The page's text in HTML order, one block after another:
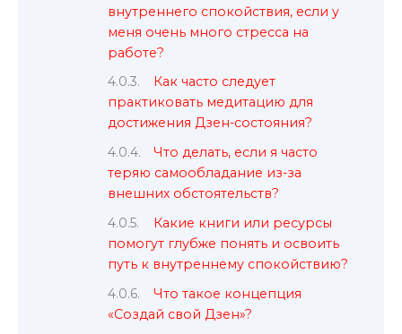
внутреннего спокойствия, если у
меня очень много стресса на
работе?
Как часто следует
практиковать медитацию для
достижения Дзен-состояния?
Что делать, если я часто
теряю самообладание из-за
внешних обстоятельств?
Какие книги или ресурсы
помогут глубже понять и освоить
путь к внутреннему спокойствию?
Что такое концепция
«Создай свой Дзен»?